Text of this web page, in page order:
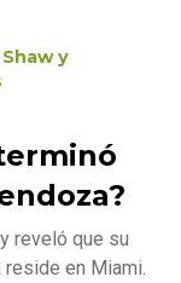
y
reveló que su
en Miami.